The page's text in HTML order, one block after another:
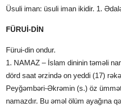
Üsuli iman: üsuli iman ikidir. 1.
FÜRUİ-DİN
Fürui-din ondur.
1. NAMAZ – İslam dininin təməli
dörd saat ərzində on yeddi (17)
Peyğəmbəri-Əkrəmin (s.) öz
namazdır. Bu əməl ölüm ayağına